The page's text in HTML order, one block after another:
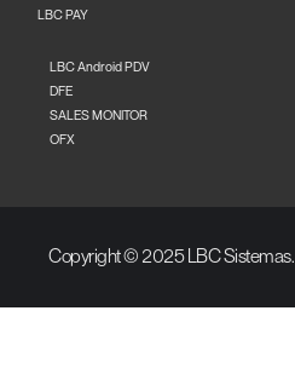
LBC PAY
LBC Android PDV
DFE
SALES MONITOR
OFX
Copyright © 2025 LBC Sistemas.